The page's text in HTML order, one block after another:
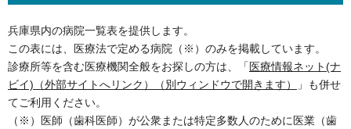
兵庫県内の病院一覧表を提供します。
この表には、医療法で定める病院（※）のみを掲載しています。
診療所等を含む医療機関全般をお探しの方は、「医療情報ネット(ナ
ビイ)（外部サイトへリンク）（別ウィンドウで開きます）
」も併せ
てご利用ください。
（※）医師（歯科医師）が公衆または特定多数人のために医業（歯